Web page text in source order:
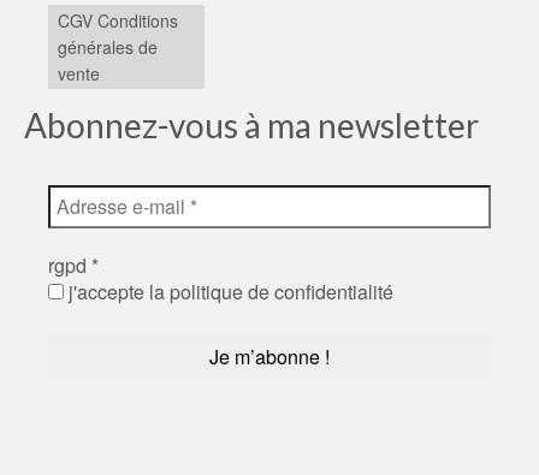
CGV Conditions
générales de
vente
Abonnez-vous à ma newsletter
rgpd *
j'accepte la politique de confidentialité